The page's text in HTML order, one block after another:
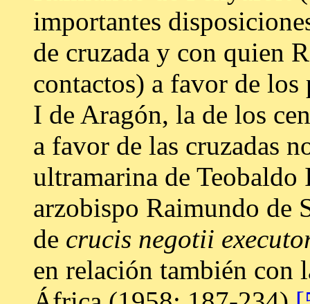
importantes
de cruzada y con quien
contactos) a favor de los
I de Aragón, la de los
a favor de las cruzadas
ultramarina de
arzobispo Raimundo de
de crucis negotii
en relación también con